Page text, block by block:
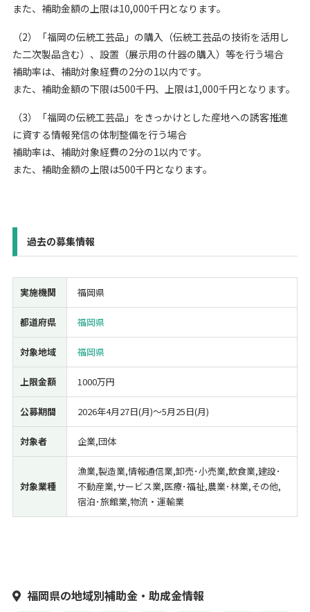
また、補助金額の上限は10,000千円となります。
（2）「福岡の伝統工芸品」の購入（伝統工芸品の技術を活用し
た二次製品含む）、設置（展示用の什器の購入）等を行う場合
補助率は、補助対象経費の2分の1以内です。
また、補助金額の下限は500千円、上限は1,000千円となります。
（3）「福岡の伝統工芸品」をきっかけとした産地への誘客推進
に資する情報発信の体制整備を行う場合
補助率は、補助対象経費の2分の1以内です。
また、補助金額の上限は500千円となります。
過去の募集情報
実施機関 福岡県
都道府県 福岡県
対象地域 福岡県
上限金額 1000万円
公募期間 2026年4月27日(月)〜5月25日(月)
対象者 企業,団体
対象業種
漁業,製造業,情報通信業,卸売･小売業,飲食業,建設･
不動産業,サービス業,医療･福祉,農業･林業,その他,
宿泊･旅館業,物流・運輸業
福岡県の地域別補助金・助成金情報